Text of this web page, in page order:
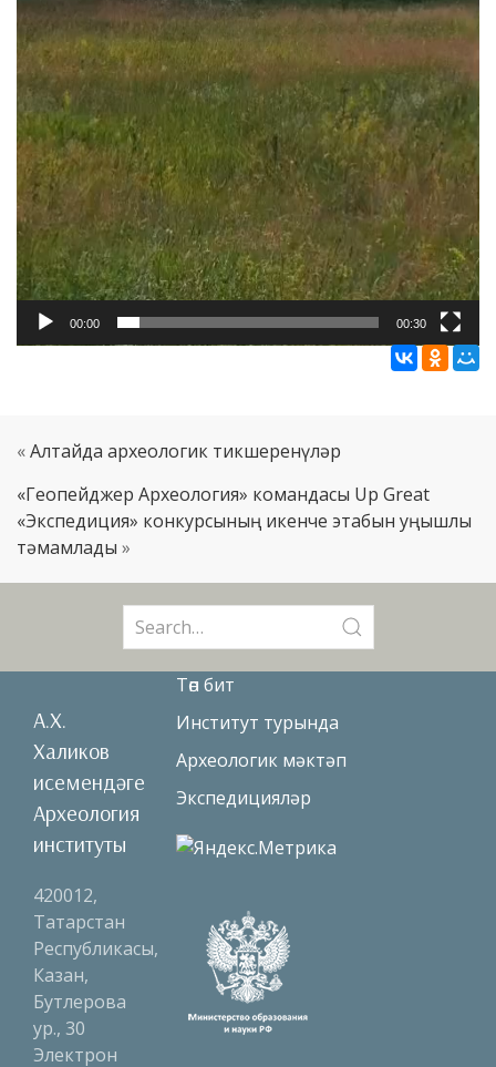
00:00 00:30
«Алтайда археологик тикшеренүләр
«Геопейджер Археология» командасы Up Great
«Экспедиция» конкурсының икенче этабын уңышлы
тәмамлады »
for:
А.Х.
Халиков
исемендәге
Археология
институты
420012,
Татарстан
Республикасы,
Казан,
Бутлерова
ур., 30
Электрон
Төп бит
Институт турында
Археологик мәктәп
Экспедицияләр